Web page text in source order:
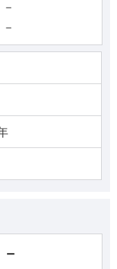
－
－
－